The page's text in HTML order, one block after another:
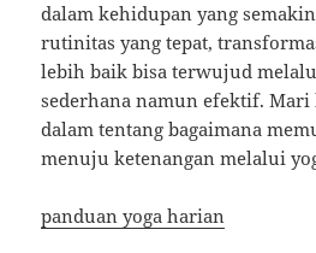
dalam kehidupan yang
rutinitas yang tepat,
lebih baik bisa terwujud
sederhana namun efektif.
dalam tentang bagaimana
menuju ketenangan melalui
panduan yoga harian